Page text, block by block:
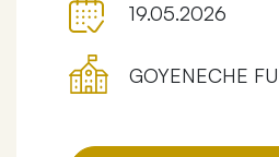
19.05.2026
GOYENECHE